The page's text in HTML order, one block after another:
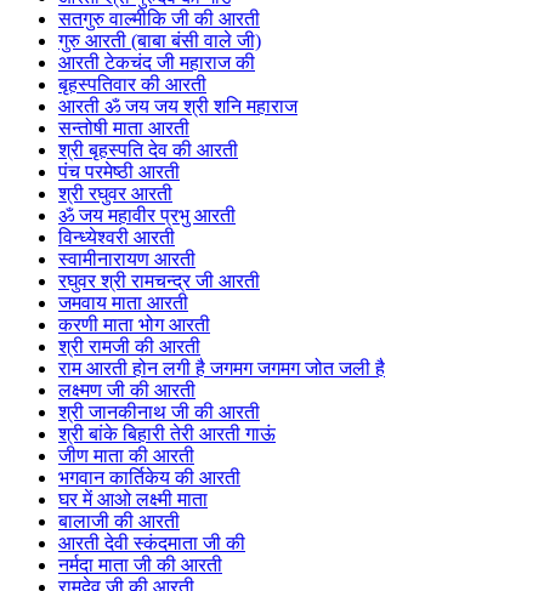
सतगुरु वाल्मीकि जी की आरती
गुरु आरती (बाबा बंसी वाले जी)
आरती टेकचंद जी महाराज की
बृहस्पतिवार की आरती
आरती ॐ जय जय श्री शनि महाराज
सन्तोषी माता आरती
श्री बृहस्पति देव की आरती
पंच परमेष्ठी आरती
श्री रघुवर आरती
ॐ जय महावीर प्रभु आरती
विन्ध्येश्वरी आरती
स्वामीनारायण आरती
रघुवर श्री रामचन्द्र जी आरती
जमवाय माता आरती
करणी माता भोग आरती
श्री रामजी की आरती
राम आरती होन लगी है जगमग जगमग जोत जली है
लक्ष्मण जी की आरती
श्री जानकीनाथ जी की आरती
श्री बांके बिहारी तेरी आरती गाऊं
जीण माता की आरती
भगवान कार्तिकेय की आरती
घर में आओ लक्ष्मी माता
बालाजी की आरती
आरती देवी स्कंदमाता जी की
नर्मदा माता जी की आरती